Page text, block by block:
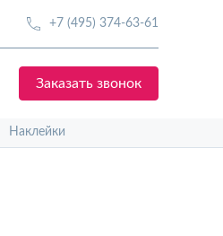
+7 (495) 374-63-61
Заказать звонок
Наклейки